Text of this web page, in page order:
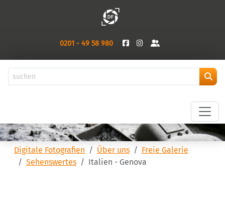
0201 - 49 58 980
Digitale Fotografien Über uns
Freie Galerie
Sehenswertes
Italien - Genova